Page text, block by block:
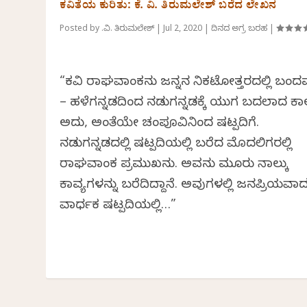
ಕವಿತೆಯ ಕುರಿತು: ಕೆ. ವಿ. ತಿರುಮಲೇಶ್ ಬರೆದ ಲೇಖನ
Posted by ಕೆ.ವಿ. ತಿರುಮಲೇಶ್ |Jul 2, 2020 |ದಿನದ ಅಗ್ರ ಬರಹ |
“ಕವಿ ರಾಘವಾಂಕನು ಜನ್ನನ ನಿಕಟೋತ್ತರದಲ್ಲಿ
– ಹಳೆಗನ್ನಡದಿಂದ ನಡುಗನ್ನಡಕ್ಕೆ ಯುಗ ಬದಲಾದ
ಅದು, ಅಂತೆಯೇ ಚಂಪೂವಿನಿಂದ ಷಟ್ಪದಿಗೆ.
ನಡುಗನ್ನಡದಲ್ಲಿ ಷಟ್ಪದಿಯಲ್ಲಿ ಬರೆದ ಮೊದಲಿಗರಲ್ಲಿ
ರಾಘವಾಂಕ ಪ್ರಮುಖನು. ಅವನು ಮೂರು ನಾಲ್ಕು
ಕಾವ್ಯಗಳನ್ನು ಬರೆದಿದ್ದಾನೆ. ಅವುಗಳಲ್ಲಿ
ವಾರ್ಧಕ ಷಟ್ಪದಿಯಲ್ಲಿ…”